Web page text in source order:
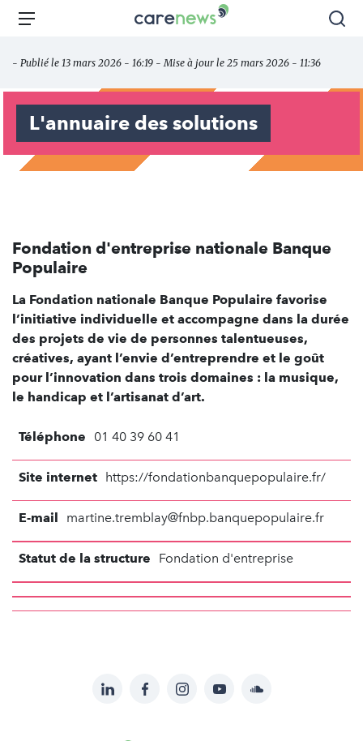
Aller
principal
Carenews,
des
acteurs
l'engagement
Menu
- Publié le 13 mars 2026 - 16:19 - Mise à jour le 25 mars 2026 - 11:36
L'annuaire des solutions
Fondation d'entreprise nationale Banque
Populaire
La Fondation nationale Banque Populaire favorise
l’initiative individuelle et accompagne dans la durée
des projets de vie de personnes talentueuses,
créatives, ayant l’envie d’entreprendre et le goût
pour l’innovation dans trois domaines : la musique,
le handicap et l’artisanat d’art.
Téléphone 01 40 39 60 41
Site internet https://fondationbanquepopulaire.fr/
E-mail martine.tremblay@fnbp.banquepopulaire.fr
Statut de la structure Fondation d'entreprise
LinkedInFacebookInstagramYouTubeSoundcloud